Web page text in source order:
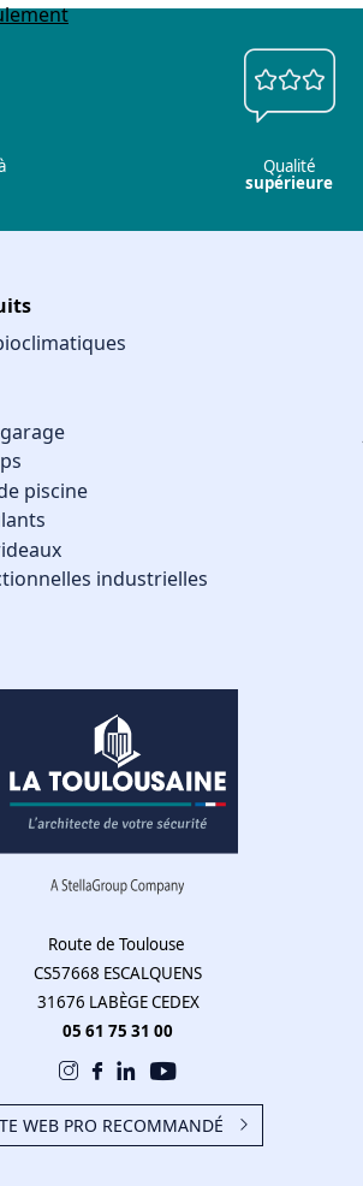
Qualité
supérieure
piscine
industrielles
Route de Toulouse
CS57668 ESCALQUENS
31676 LABÈGE CEDEX
05 61 75 31 00
WEB PRO RECOMMANDÉ